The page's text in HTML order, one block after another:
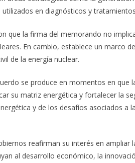
en diagnósticos y
que la firma del memorando no
En cambio, establece un marco
de la energía nuclear.
se produce en momentos en que
su matriz energética y fortalecer la
y de los desafíos asociados a
reafirman su interés en ampliar
al desarrollo económico, la